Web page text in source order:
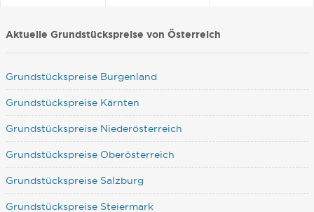
Aktuelle Grundstückspreise von Österreich
Grundstückspreise Burgenland
Grundstückspreise Kärnten
Grundstückspreise Niederösterreich
Grundstückspreise Oberösterreich
Grundstückspreise Salzburg
Grundstückspreise Steiermark